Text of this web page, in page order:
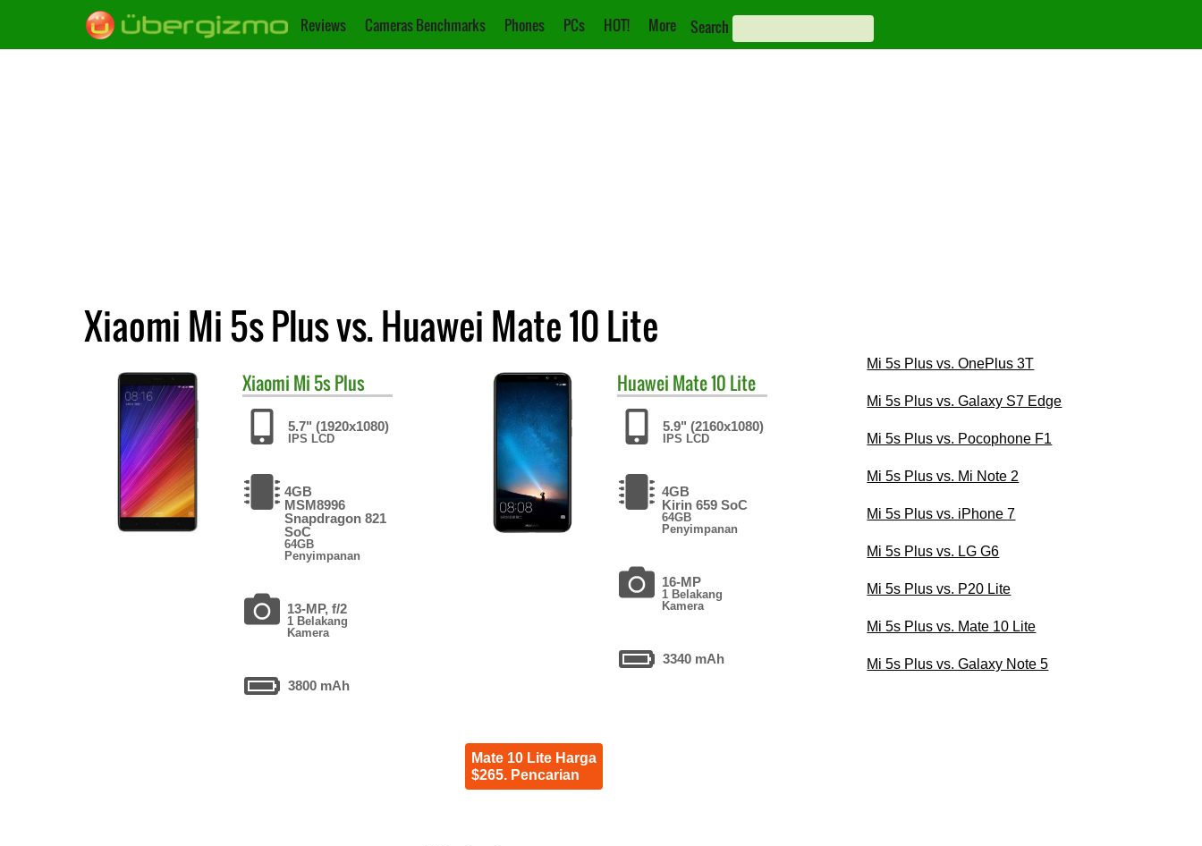
Reviews Cameras Benchmarks Phones PCs HOT! More Search
Xiaomi Mi 5s Plus vs. Huawei Mate 10 Lite
Xiaomi Mi 5s Plus
5.7" (1920x1080)
IPS LCD
4GB
MSM8996
Snapdragon 821
SoC
64GB
Penyimpanan
13-MP, f/2
1 Belakang
Kamera
3800 mAh
Huawei Mate 10 Lite
5.9" (2160x1080)
IPS LCD
4GB
Kirin 659 SoC
64GB
Penyimpanan
16-MP
1 Belakang
Kamera
3340 mAh
Mate 10 Lite Harga
$265. Pencarian
Mi 5s Plus vs. OnePlus 3T
Mi 5s Plus vs. Galaxy S7 Edge
Mi 5s Plus vs. Pocophone F1
Mi 5s Plus vs. Mi Note 2
Mi 5s Plus vs. iPhone 7
Mi 5s Plus vs. LG G6
Mi 5s Plus vs. P20 Lite
Mi 5s Plus vs. Mate 10 Lite
Mi 5s Plus vs. Galaxy Note 5